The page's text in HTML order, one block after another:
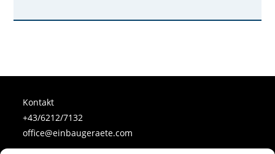
Kontakt
+43/6212/7132
office@einbaugeraete.com